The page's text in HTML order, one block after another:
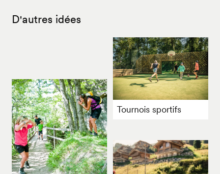
D'autres idées
Tournois sportifs